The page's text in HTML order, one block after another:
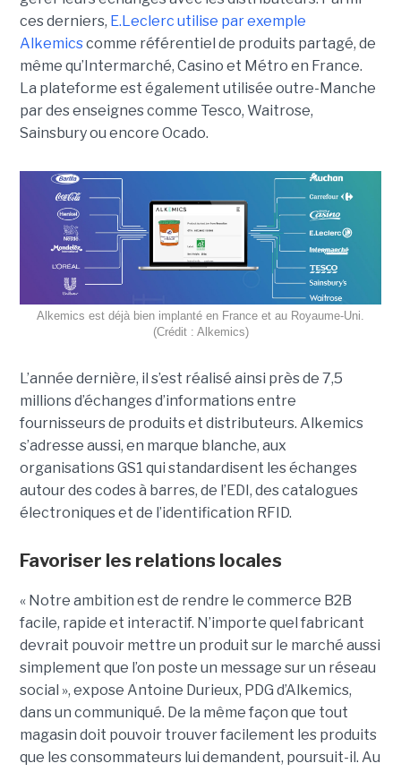
ces derniers, E.Leclerc utilise par exemple
Alkemicscomme référentiel de produits partagé, de
même qu’Intermarché, Casino et Métro en France.
La plateforme est également utilisée outre-Manche
par des enseignes comme Tesco, Waitrose,
Sainsbury ou encore Ocado.
Alkemics est déjà bien implanté en France et au Royaume-Uni.
(Crédit : Alkemics)
L’année dernière, il s’est réalisé ainsi près de 7,5
millions d’échanges d’informations entre
fournisseurs de produits et distributeurs. Alkemics
s’adresse aussi, en marque blanche, aux
organisations GS1 qui standardisent les échanges
autour des codes à barres, de l’EDI, des catalogues
électroniques et de l’identification RFID.
Favoriser les relations locales
« Notre ambition est de rendre le commerce B2B
facile, rapide et interactif. N’importe quel fabricant
devrait pouvoir mettre un produit sur le marché aussi
simplement que l’on poste un message sur un réseau
social », expose Antoine Durieux, PDG d’Alkemics,
dans un communiqué. De la même façon que tout
magasin doit pouvoir trouver facilement les produits
que les consommateurs lui demandent, poursuit-il. Au